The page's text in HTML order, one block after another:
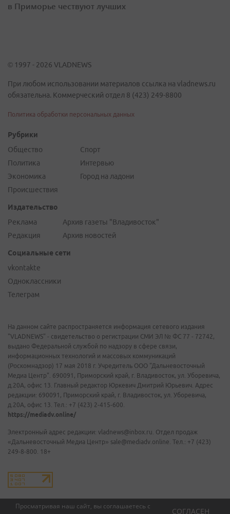
Просматривая наш сайт, вы соглашаетесь с
СОГЛАСЕН
в Приморье чествуют лучших
© 1997 - 2026 VLADNEWS
При любом использовании материалов ссылка на vladnews.ru
обязательна. Коммерческий отдел 8 (423) 249-8800
Политика обработки персональных данных
Рубрики
Общество
Политика
Экономика
Происшествия
Спорт
Интервью
Город на ладони
Издательство
Реклама
Редакция
Архив газеты "Владивосток"
Архив новостей
Социальные сети
vkontakte
Одноклассники
Телеграм
На данном сайте распространяется информация сетевого издания
"VLADNEWS" - свидетельство о регистрации СМИ ЭЛ № ФС 77 - 72742,
выдано Федеральной службой по надзору в сфере связи,
информационных технологий и массовых коммуникаций
(Роскомнадзор) 17 мая 2018 г. Учредитель ООО "Дальневосточный
Медиа Центр". 690091, Приморский край, г. Владивосток, ул. Уборевича,
д.20А, офис 13. Главный редактор Юркевич Дмитрий Юрьевич. Адрес
редакции: 690091, Приморский край, г. Владивосток, ул. Уборевича,
д.20А, офис 13. Тел.: +7 (423) 2-415-600.
https://mediadv.online/
Электронный адрес редакции: vladnews@inbox.ru. Отдел продаж
«Дальневосточный Медиа Центр» sale@mediadv.online. Тел.: +7 (423)
249-8-800. 18+